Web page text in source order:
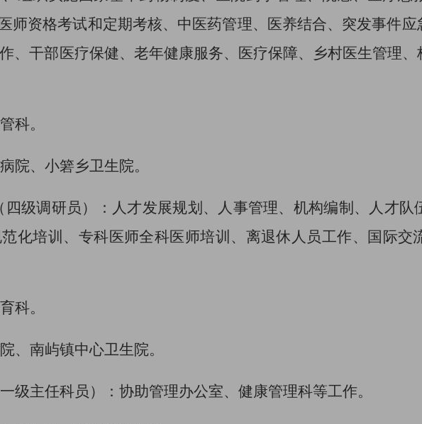
师资格考试和定期考核、中医药管理、医养结合、突发事件
、干部 医疗保健、老年健康服务、医疗保障、乡村医生管理、
科。
院、小箬乡卫生院。
四级调研员）： 人才发展规划、人事管理、机构编制、人才队
化培训、 专科医师全科医师培训、 离退休人员工作、国际交
科。
、 南屿镇中心卫生院。
级主任科员）： 协助管理办公室、 健康管理科等工作。